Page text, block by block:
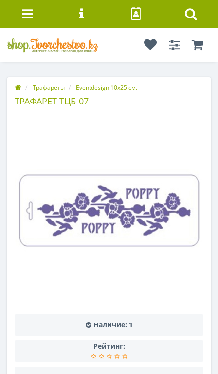
Трафареты Eventdesign 10х25 см.
ТРАФАРЕТ ТЦБ-07
Наличие: 1
Рейтинг: